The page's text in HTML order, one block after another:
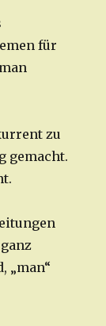
für
zu
gemacht.
„man“